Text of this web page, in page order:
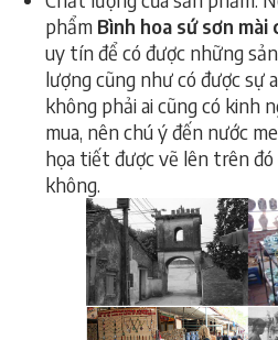
phẩm Bình hoa sứ sơn mài
uy tín để có được những
lượng cũng như có được sự
không phải ai cũng có kinh
mua, nên chú ý đến nước
họa tiết được vẽ lên trên
không.